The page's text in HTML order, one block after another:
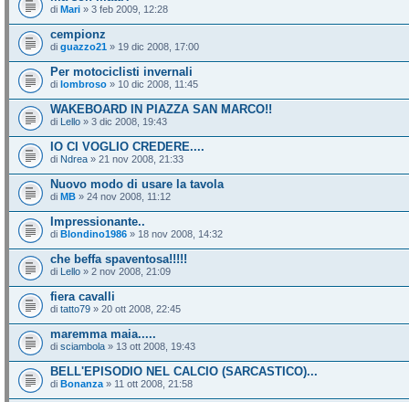
di Mari » 3 feb 2009, 12:28
cempionz
di guazzo21 » 19 dic 2008, 17:00
Per motociclisti invernali
di lombroso » 10 dic 2008, 11:45
WAKEBOARD IN PIAZZA SAN MARCO!!
di Lello » 3 dic 2008, 19:43
IO CI VOGLIO CREDERE....
di Ndrea » 21 nov 2008, 21:33
Nuovo modo di usare la tavola
di MB » 24 nov 2008, 11:12
Impressionante..
di Blondino1986 » 18 nov 2008, 14:32
che beffa spaventosa!!!!!
di Lello » 2 nov 2008, 21:09
fiera cavalli
di tatto79 » 20 ott 2008, 22:45
maremma maia.....
di sciambola » 13 ott 2008, 19:43
BELL'EPISODIO NEL CALCIO (SARCASTICO)...
di Bonanza » 11 ott 2008, 21:58